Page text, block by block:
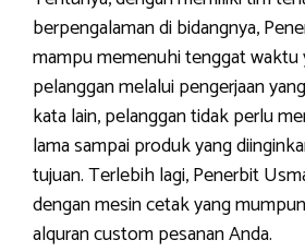
berpengalaman di bidangnya,
mampu memenuhi tenggat
pelanggan melalui pengerjaan
kata lain, pelanggan tidak perlu
lama sampai produk yang
tujuan. Terlebih lagi, Penerbit
dengan mesin cetak yang
alquran custom pesanan Anda.